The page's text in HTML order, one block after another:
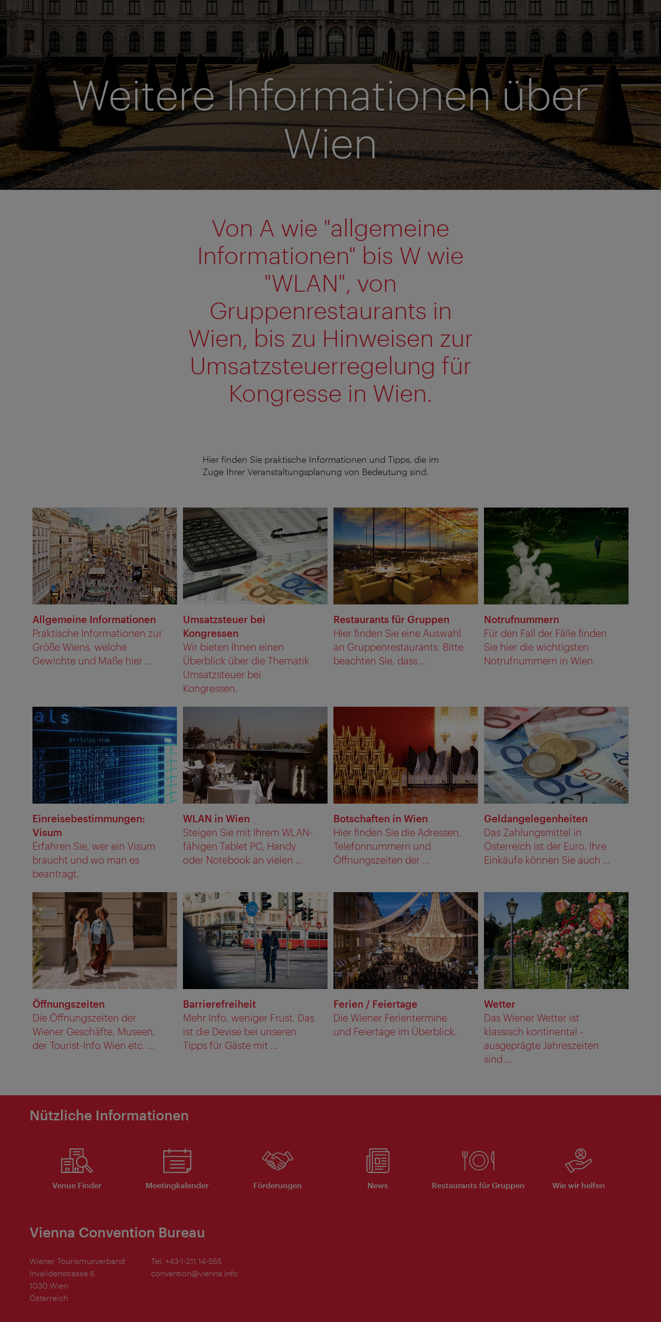
Weitere Informationen über
Wien
Von A wie "allgemeine
Informationen" bis W wie
"WLAN", von
Gruppenrestaurants in
Wien, bis zu Hinweisen zur
Umsatzsteuerregelung für
Kongresse in Wien.
Hier finden Sie praktische Informationen und Tipps, die im
Zuge Ihrer Veranstaltungsplanung von Bedeutung sind.
Allgemeine Informationen
Praktische Informationen zur
Größe Wiens, welche
Gewichte und Maße hier ...
Umsatzsteuer bei
Kongressen
Wir bieten Ihnen einen
Überblick über die Thematik
Umsatzsteuer bei
Kongressen.
Restaurants für Gruppen
Hier finden Sie eine Auswahl
an Gruppenrestaurants. Bitte
beachten Sie, dass ...
Notrufnummern
Für den Fall der Fälle finden
Sie hier die wichtigsten
Notrufnummern in Wien.
Einreisebestimmungen:
Visum
Erfahren Sie, wer ein Visum
braucht und wo man es
beantragt.
WLAN in Wien
Steigen Sie mit Ihrem WLAN-
fähigen Tablet PC, Handy
oder Notebook an vielen ...
Botschaften in Wien
Hier finden Sie die Adressen,
Telefonnummern und
Öffnungszeiten der ...
Geldangelegenheiten
Das Zahlungsmittel in
Österreich ist der Euro. Ihre
Einkäufe können Sie auch ...
Öffnungszeiten
Die Öffnungszeiten der
Wiener Geschäfte, Museen,
der Tourist-Info Wien etc. ...
Barrierefreiheit
Mehr Info, weniger Frust. Das
ist die Devise bei unseren
Tipps für Gäste mit ...
Ferien / Feiertage
Die Wiener Ferientermine
und Feiertage im Überblick.
Wetter
Das Wiener Wetter ist
klassisch kontinental -
ausgeprägte Jahreszeiten
sind ...
Nützliche Informationen
Venue Finder Meeting­kalender Förderungen News Restaurants für Gruppen Wie wir helfen
Vienna Convention Bureau
Wiener Tourismusverband
Invalidenstrasse 6
1030 Wien
Österreich
Tel: +43-1-211 14-555
convention@vienna.info